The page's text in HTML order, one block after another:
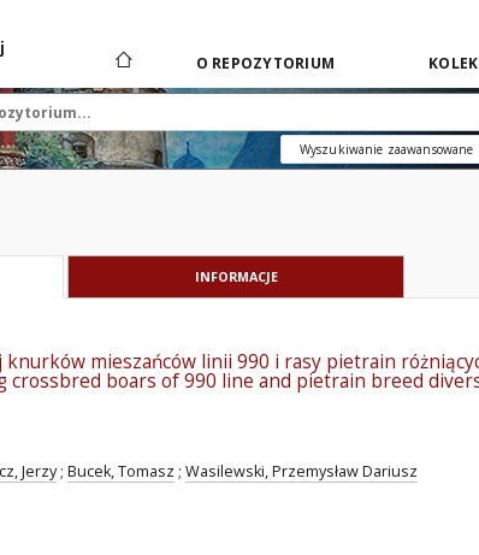
O REPOZYTORIUM
Wyszukiwanie zaawansowane
INFORMACJE
knurków mieszańców linii 990 i rasy pietrain
crossbred boars of 990 line and pietrain breed
Jerzy ; Bucek, Tomasz ; Wasilewski, Przemysław Dariusz